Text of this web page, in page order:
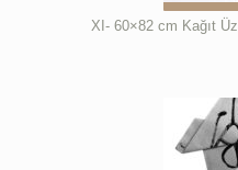
XI- 60×82 cm Kağıt